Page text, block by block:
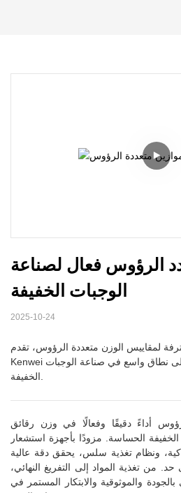
الرؤوس فعال لصناعة
الوجبات الخفيفة
2025-10-24
لمقاييس الوزن متعددة الرؤوس، تقدم
Kenwei حلول وزن مرنة تُستخدم على نطاق واسع في صناعة الوجبات
الخفيفة.
أداءً دقيقًا وفعالًا في وزن رقائق
الحساسة. مزودًا بأجهزة استشعار
ونظام تغذية سلس، يحقق دقة عالية
من تغذية المواد إلى التفريغ النهائي،
والموثوقية والابتكار المستمر في